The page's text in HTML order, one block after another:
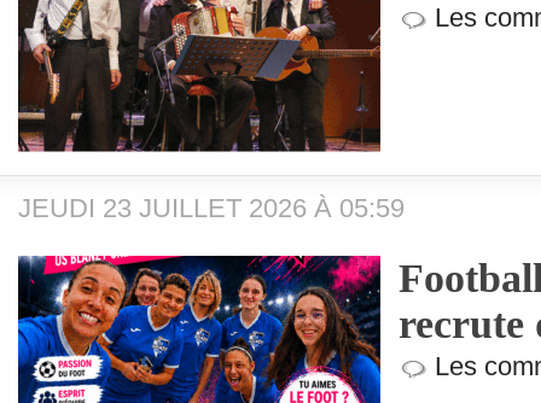
Les
JEUDI 23 JUILLET 2026 À 05:59
recrute
Les